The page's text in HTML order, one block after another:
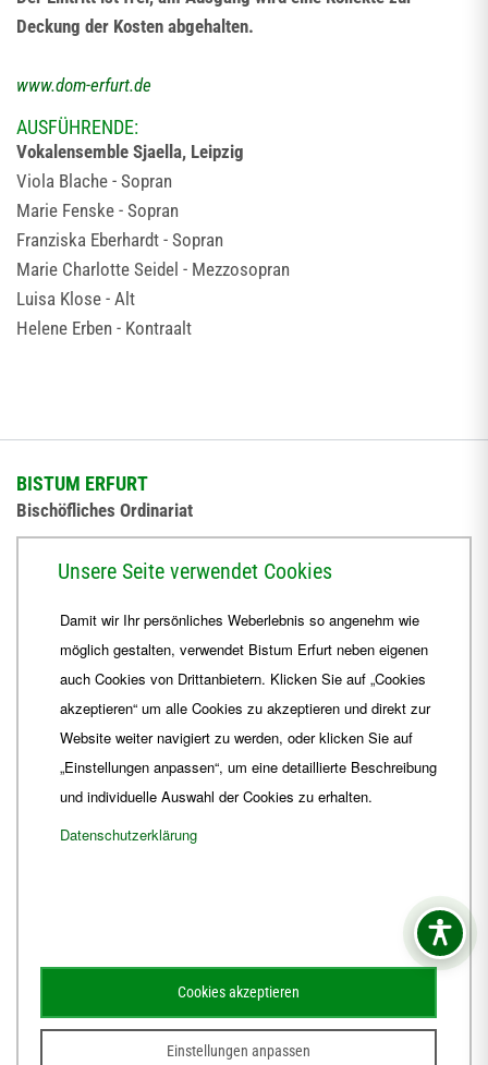
Deckung der Kosten abgehalten.
www.dom-erfurt.de
AUSFÜHRENDE:
Vokalensemble Sjaella, Leipzig
Viola Blache - Sopran
Marie Fenske - Sopran
Franziska Eberhardt - Sopran
Marie Charlotte Seidel - Mezzosopran
Luisa Klose - Alt
Helene Erben - Kontraalt
BISTUM ERFURT
Bischöfliches Ordinariat
+49 361 6572-444
E-Mail ordinariat@Bistum-Erfurt.de
Schematismus Amtsblatt
Unsere Seite verwendet Cookies
Damit wir Ihr persönliches Weberlebnis so angenehm wie
möglich gestalten, verwendet Bistum Erfurt neben eigenen
auch Cookies von Drittanbietern. Klicken Sie auf „Cookies
akzeptieren“ um alle Cookies zu akzeptieren und direkt zur
Website weiter navigiert zu werden, oder klicken Sie auf
„Einstellungen anpassen“, um eine detaillierte Beschreibung
und individuelle Auswahl der Cookies zu erhalten.
Datenschutzerklärung
Einstellungen anpassen
Cookies akzeptieren